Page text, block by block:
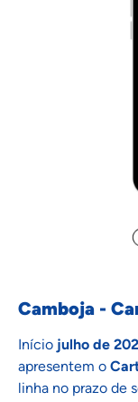
Camboja -
Início julho de
apresentem o
linha no prazo de